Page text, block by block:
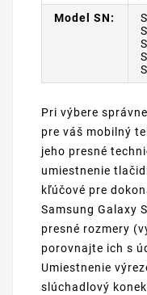
Model SN:
Pri výbere
pre váš mobilný
jeho presné
umiestnenie
kľúčové pre
Samsung Galaxy
presné rozmery
porovnajte ich s
Umiestnenie
slúchadlový